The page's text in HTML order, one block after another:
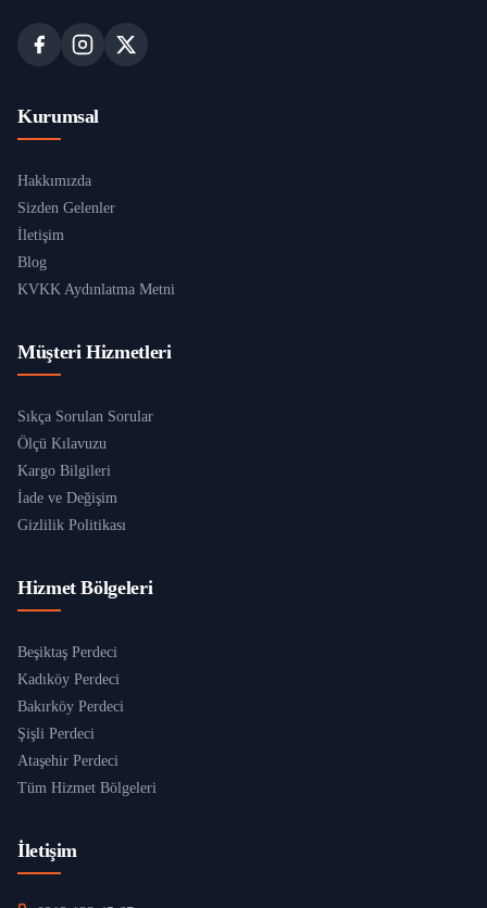
Kurumsal
Hakkımızda
Sizden Gelenler
İletişim
Blog
KVKK Aydınlatma Metni
Müşteri Hizmetleri
Sıkça Sorulan Sorular
Ölçü Kılavuzu
Kargo Bilgileri
İade ve Değişim
Gizlilik Politikası
Hizmet Bölgeleri
Beşiktaş Perdeci
Kadıköy Perdeci
Bakırköy Perdeci
Şişli Perdeci
Ataşehir Perdeci
Tüm Hizmet Bölgeleri
İletişim